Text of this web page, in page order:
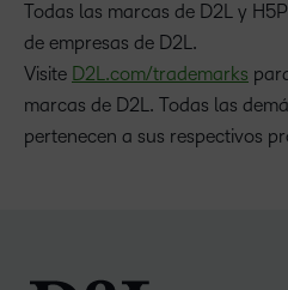
Todas las marcas de D2L y
de empresas de D2L.
Visite D2L.com/trademarks
marcas de D2L. Todas las
pertenecen a sus respectivos